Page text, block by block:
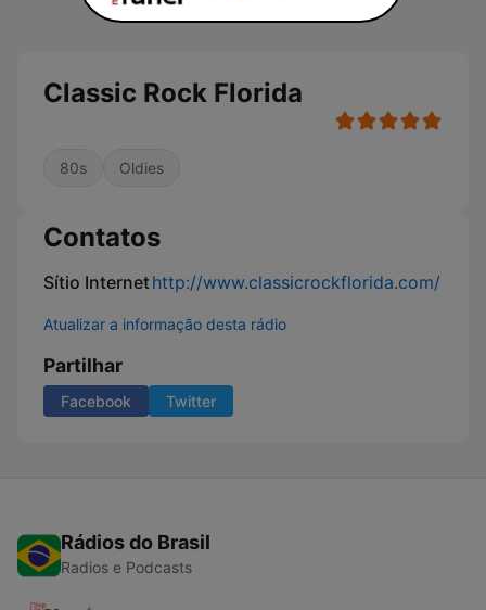
Classic Rock Florida
80s Oldies
Contatos
Sítio Internethttp://www.classicrockflorida.com/
Atualizar a informação desta rádio
Partilhar
Facebook Twitter
Rádios do Brasil
Radios e Podcasts